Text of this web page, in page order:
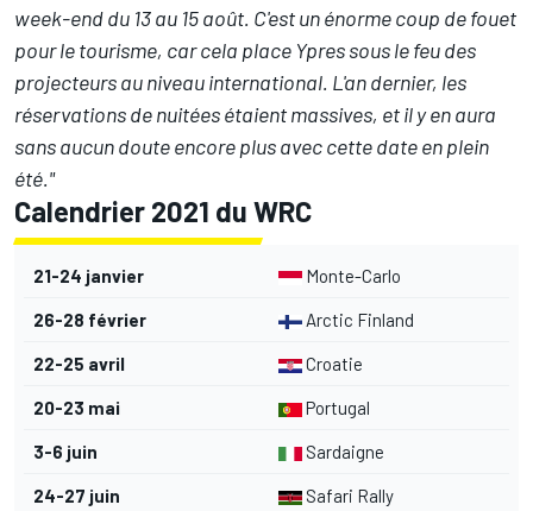
week-end du 13 au 15 août. C'est un énorme coup de fouet
pour le tourisme, car cela place Ypres sous le feu des
projecteurs au niveau international. L'an dernier, les
réservations de nuitées étaient massives, et il y en aura
sans aucun doute encore plus avec cette date en plein
été."
Calendrier 2021 du WRC
21-24 janvier Monte-Carlo
26-28 février Arctic Finland
22-25 avril Croatie
20-23 mai Portugal
3-6 juin Sardaigne
24-27 juin Safari Rally